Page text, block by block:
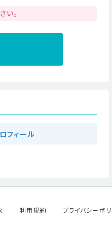
い。
フィール
利用規約 プライバシーポ